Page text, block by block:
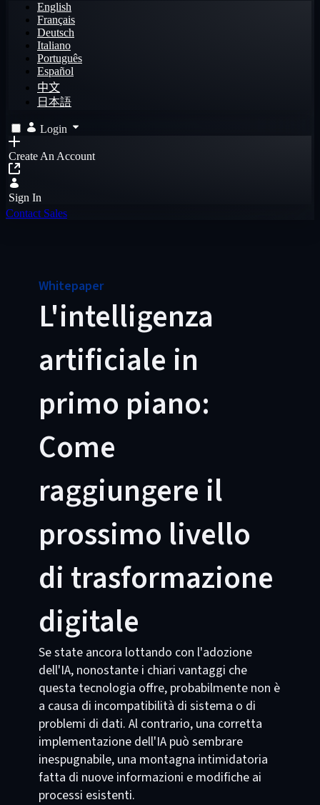
English
Français
Deutsch
Italiano
Português
Español
中文
日本語
Login
Create An Account
Sign In
Contact Sales
Whitepaper
L'intelligenza
artificiale in
primo piano:
Come
raggiungere il
prossimo livello
di trasformazione
digitale
Se state ancora lottando con l'adozione
dell'IA, nonostante i chiari vantaggi che
questa tecnologia offre, probabilmente non è
a causa di incompatibilità di sistema o di
problemi di dati. Al contrario, una corretta
implementazione dell'IA può sembrare
inespugnabile, una montagna intimidatoria
fatta di nuove informazioni e modifiche ai
processi esistenti.